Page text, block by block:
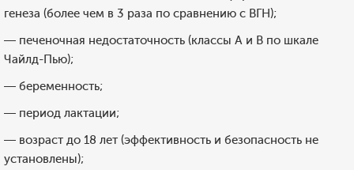
генеза (более чем в 3 раза по сравнению с ВГН);
— печеночная недостаточность (классы А и В по шкале
Чайлд-Пью);
— беременность;
— период лактации;
— возраст до 18 лет (эффективность и безопасность не
установлены);